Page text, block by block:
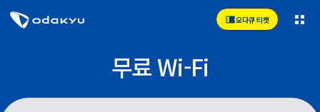
오다큐 티켓
무료 Wi-Fi